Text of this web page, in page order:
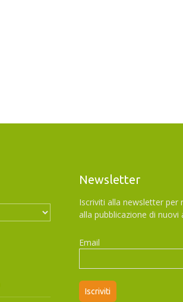
Newsletter
Iscriviti alla newsletter per
alla pubblicazione di nuovi
Email